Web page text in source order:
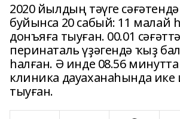
2020 йылдың тәүге
буйынса 20 сабый: 11 малай
донъяға тыуған. 00.01
перинаталь үҙәгендә ҡыҙ
һалған. Ә инде 08.56
клиника дауаханаһында ике
тыуған.